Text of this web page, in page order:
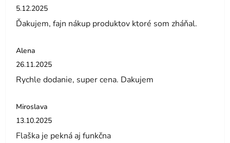
Hodnotenie obchodu je 5 z 5 hviezdičiek.
5.12.2025
Ďakujem, fajn nákup produktov ktoré som zháňal.
Alena
Hodnotenie obchodu je 5 z 5 hviezdičiek.
26.11.2025
Rychle dodanie, super cena. Dakujem
Miroslava
Hodnotenie obchodu je 5 z 5 hviezdičiek.
13.10.2025
Flaška je pekná aj funkčna